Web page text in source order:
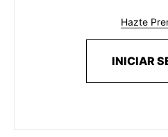
Hazte
INICIAR